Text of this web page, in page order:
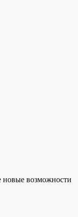
новые возможности